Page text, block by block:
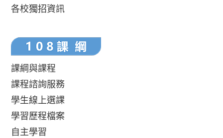
各校獨招資訊
課綱與課程
課程諮詢服務
學生線上選課
學習歷程檔案
自主學習